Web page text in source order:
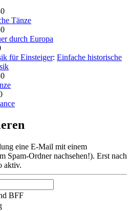
Tänze
durch Europa
für Einsteiger: Einfache historische
eine E-Mail mit einem
Spam-Ordner nachsehen!). Erst nach
aktiv.
BFF